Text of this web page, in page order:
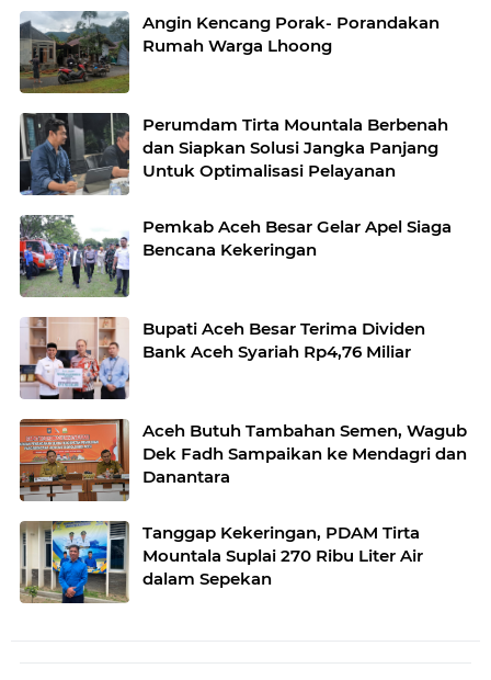
Angin Kencang Porak- Porandakan
Rumah Warga Lhoong
Perumdam Tirta Mountala Berbenah
dan Siapkan Solusi Jangka Panjang
Untuk Optimalisasi Pelayanan
Pemkab Aceh Besar Gelar Apel Siaga
Bencana Kekeringan
Bupati Aceh Besar Terima Dividen
Bank Aceh Syariah Rp4,76 Miliar
Aceh Butuh Tambahan Semen, Wagub
Dek Fadh Sampaikan ke Mendagri dan
Danantara
Tanggap Kekeringan, PDAM Tirta
Mountala Suplai 270 Ribu Liter Air
dalam Sepekan